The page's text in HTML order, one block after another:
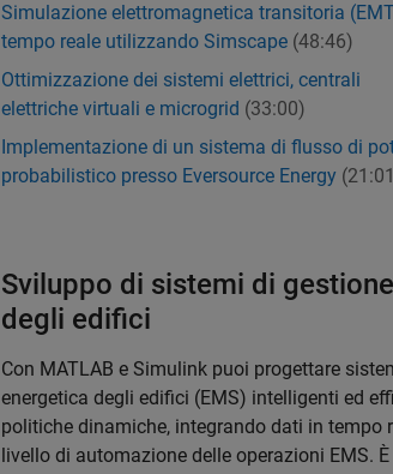
Simulazione elettromagnetica transitoria
tempo reale utilizzando Simscape (48:46)
Ottimizzazione dei sistemi elettrici, centrali
elettriche virtuali e microgrid (33:00)
Implementazione di un sistema di flusso di
probabilistico presso Eversource Energy
Sviluppo di sistemi di
degli edifici
Con MATLAB e Simulink puoi progettare
energetica degli edifici (EMS) intelligenti ed
politiche dinamiche, integrando dati in tempo
livello di automazione delle operazioni EMS.